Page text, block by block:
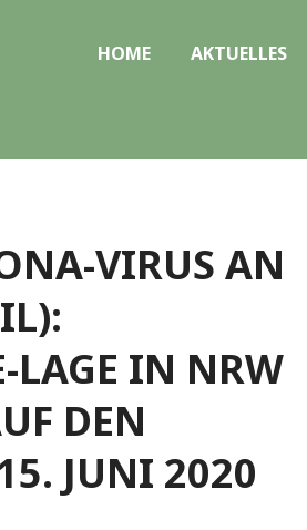
HOME AKTUELLES
VIRUS AN
LAGE IN NRW
DEN
JUNI 2020